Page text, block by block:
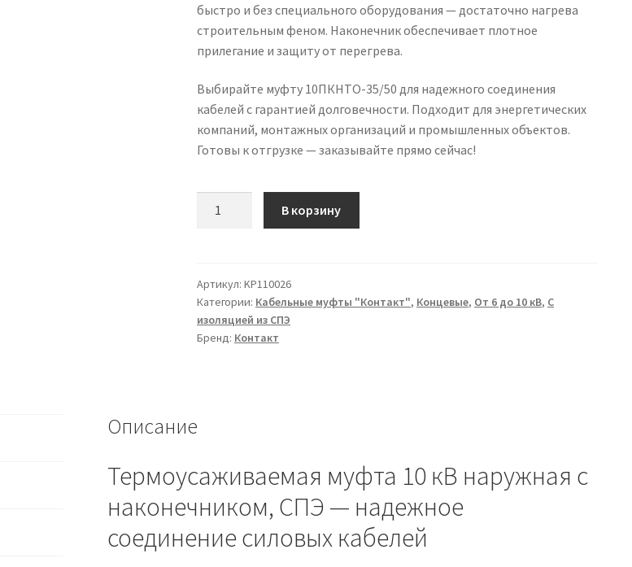
быстро и без специального оборудования — достаточно нагрева
строительным феном. Наконечник обеспечивает плотное
прилегание и защиту от перегрева.
Выбирайте муфту 10ПКНТО-35/50 для надежного соединения
кабелей с гарантией долговечности. Подходит для энергетических
компаний, монтажных организаций и промышленных объектов.
Готовы к отгрузке — заказывайте прямо сейчас!
концевая
10ПКНТО-35/50
Контакт
В корзину
Артикул: KP110026
Категории: Кабельные муфты "Контакт", Концевые, От 6 до 10 кВ, С
изоляцией из СПЭ
Бренд: Контакт
Описание
Термоусаживаемая муфта 10 кВ наружная с
наконечником, СПЭ — надежное
соединение силовых кабелей